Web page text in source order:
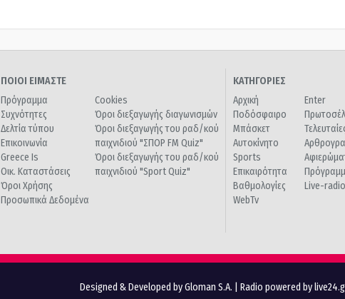
ΠΟΙΟΙ ΕΙΜΑΣΤΕ
Πρόγραμμα
Συχνότητες
Δελτία τύπου
Επικοινωνία
Greece Is
Οικ. Καταστάσεις
Όροι Χρήσης
Προσωπικά Δεδομένα
Cookies
Όροι διεξαγωγής διαγωνισμών
Όροι διεξαγωγής του ραδ/κού
παιχνιδιού "ΣΠΟΡ FM Quiz"
Όροι διεξαγωγής του ραδ/κού
παιχνιδιού "Sport Quiz"
ΚΑΤΗΓΟΡΙΕΣ
Αρχική
Ποδόσφαιρο
Μπάσκετ
Αυτοκίνητο
Sports
Επικαιρότητα
Βαθμολογίες
WebTv
Enter
Live-radio
Designed & Developed by Gloman S.A. Radio powered by